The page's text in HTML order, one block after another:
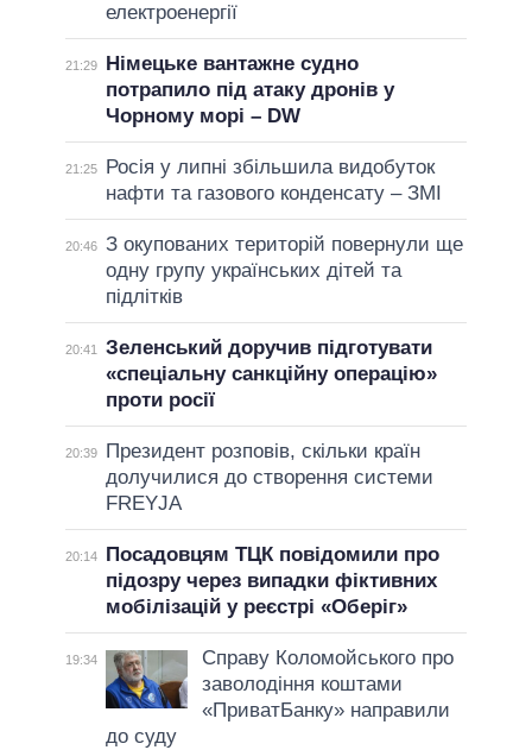
електроенергії
21:29
Німецьке вантажне судно
потрапило під атаку дронів у
Чорному морі – DW
21:25
Росія у липні збільшила видобуток
нафти та газового конденсату – ЗМІ
20:46 З окупованих територій повернули ще
одну групу українських дітей та
підлітків
20:41
Зеленський доручив підготувати
«спеціальну санкційну операцію»
проти росії
20:39
Президент розповів, скільки країн
долучилися до створення системи
FREYJA
20:14
Посадовцям ТЦК повідомили про
підозру через випадки фіктивних
мобілізацій у реєстрі «Оберіг»
19:34
Справу Коломойського про
заволодіння коштами
«ПриватБанку» направили
до суду